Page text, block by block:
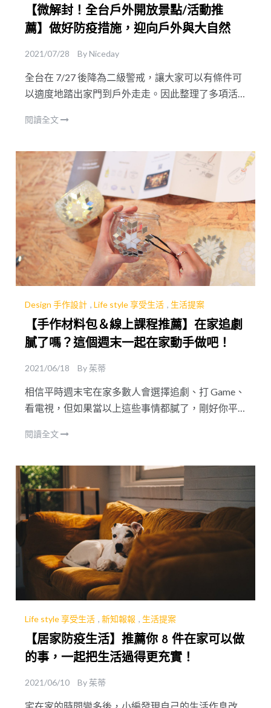
【微解封！全台戶外開放景點/活動推
薦】做好防疫措施，迎向戶外與大自然
2021/07/28 ByNiceday
全台在 7/27 後降為二級警戒，讓大家可以有條件可
以適度地踏出家門到戶外走走。因此整理了多項活
前提下，可以迎向戶外與大自然～同時提供 88 折讓
閱讀全文
Design 手作設計 ,Life style 享受生活 , 生活提案
【手作材料包＆線上課程推薦】在家追劇
膩了嗎？這個週末一起在家動手做吧！
2021/06/18 By 茱蒂
相信平時週末宅在家多數人會選擇追劇、打 Game、
看電視，但如果當以上這些事情都膩了，剛好你平
看著教學影片或者是說明書，不只能打發時間還可
閱讀全文
Life style 享受生活 ,新知報報 , 生活提案
【居家防疫生活】推薦你 8 件在家可以做
的事，一起把生活過得更充實！
2021/06/10 By 茱蒂